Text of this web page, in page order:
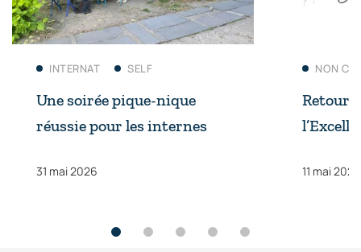
INTERNAT SELF
Une soirée pique-nique
réussie pour les internes
31 mai 2026
NON
Retour
11 mai 2026